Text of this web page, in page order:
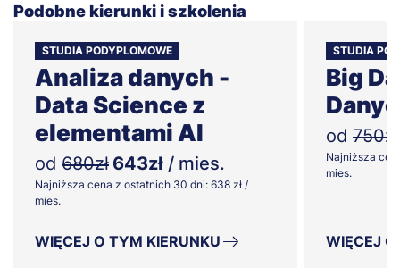
Podobne kierunki i szkolenia
STUDIA PODYPLOMOWE
Analiza danych -
Data Science z
elementami AI
od 680zł 643zł / mies.
Najniższa cena z ostatnich 30 dni: 638 zł /
mies.
WIĘCEJ O TYM KIERUNKU
STUDIA
Big
od 750zł
Najniższa
mies.
WIĘCEJ